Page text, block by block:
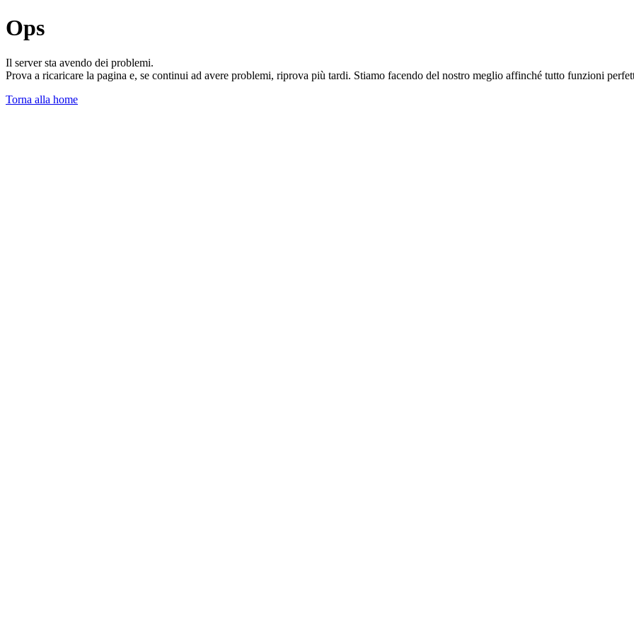
Ops
Il server sta avendo dei problemi.
Prova a ricaricare la pagina e, se continui ad avere problemi, riprova più tardi. Stiamo facendo del nostro meglio affinché tutto funzioni
Torna alla home